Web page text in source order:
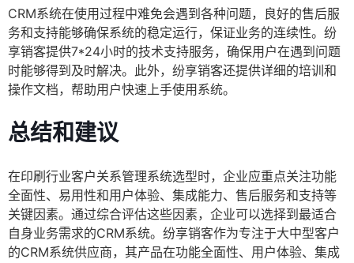
CRM系统在使用过程中难免会遇到各种问题，良好的售后服
务和支持能够确保系统的稳定运行，保证业务的连续性。纷
享销客提供7*24小时的技术支持服务，确保用户在遇到问题
时能够得到及时解决。此外，纷享销客还提供详细的培训和
操作文档，帮助用户快速上手使用系统。
总结和建议
在印刷行业客户关系管理系统选型时，企业应重点关注功能
全面性、易用性和用户体验、集成能力、售后服务和支持等
关键因素。通过综合评估这些因素，企业可以选择到最适合
自身业务需求的CRM系统。纷享销客作为专注于大中型客户
的CRM系统供应商，其产品在功能全面性、用户体验、集成